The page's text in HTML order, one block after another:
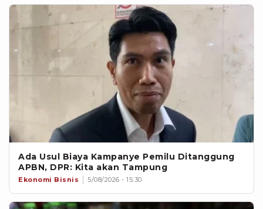
Ada Usul Biaya Kampanye Pemilu Ditanggung
APBN, DPR: Kita akan Tampung
Ekonomi Bisnis 5/08/2026 - 15:30